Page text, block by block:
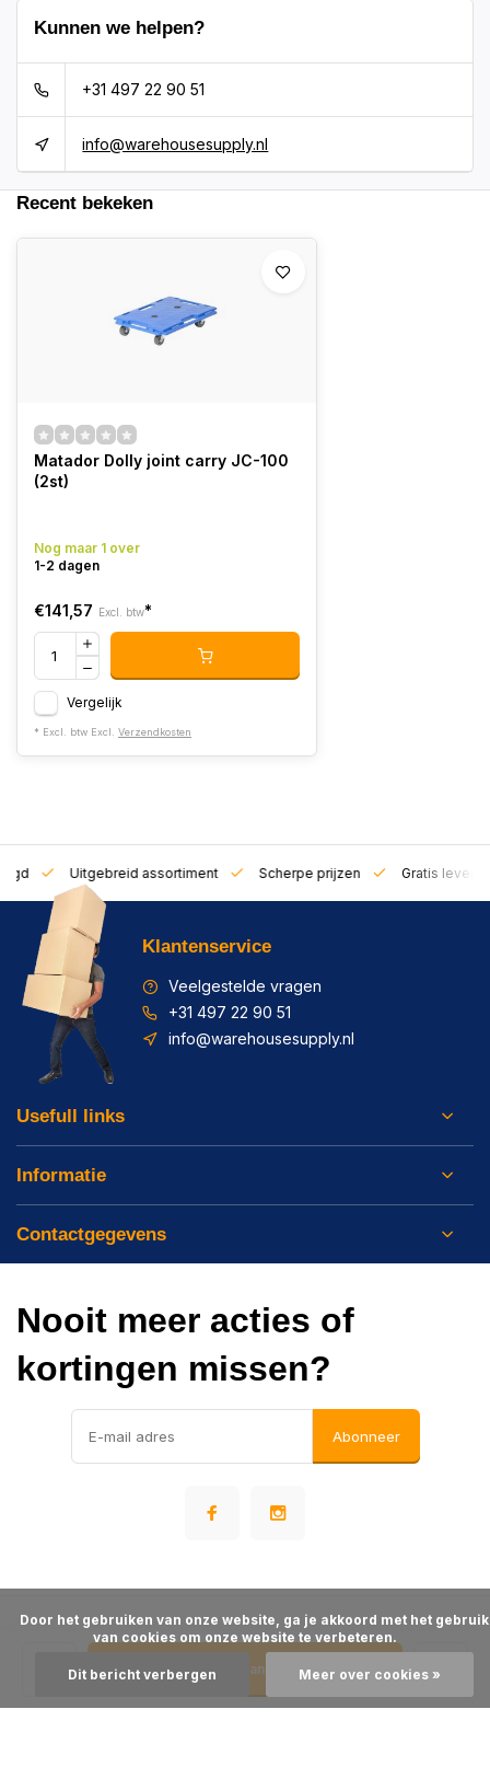
Toevoegen aan winkelwagen
Kunnen we helpen?
+31 497 22 90 51
info@warehousesupply.nl
Recent bekeken
Matador Dolly joint carry JC-100
(2st)
Nog maar 1 over
1-2 dagen
€141,57 Excl. btw*
Vergelijk
* Excl. btw Excl. Verzendkosten
Uitgebreid assortiment Scherpe prijzen Gratis
Klantenservice
Veelgestelde vragen
+31 497 22 90 51
info@warehousesupply.nl
Usefull links
Informatie
Contactgegevens
Nooit meer acties of
kortingen missen?
Abonneer
Algemene voorwaarden Disclaimer Privacy Policy Sitemap
© Warehousesupply- Theme made byWebdinge
van cookies om onze website te verbeteren.
Dit bericht verbergen Meer over cookies »